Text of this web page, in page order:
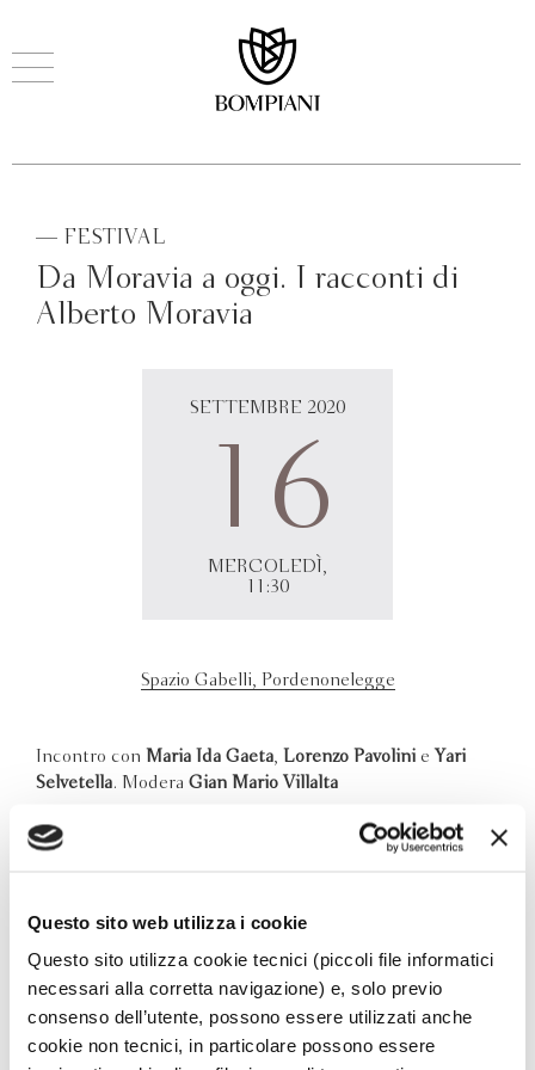
Questo sito web utilizza i cookie
Questo sito utilizza cookie tecnici (piccoli file informatici
necessari alla corretta navigazione) e, solo previo
consenso dell’utente, possono essere utilizzati anche
cookie non tecnici, in particolare possono essere
— FESTIVAL
Da Moravia a oggi. I racconti di
Alberto Moravia
SETTEMBRE 2020
16
MERCOLEDÌ,
11:30
Spazio Gabelli, Pordenonelegge
Incontro con Maria Ida Gaeta, Lorenzo Pavolini e Yari
Selvetella. Modera Gian Mario Villalta
Maria Ida Gaeta e Lorenzo Pavolini dialogano
sui
, che vengono ripubblicati
che ha calibrato il proprio sguardo sulle diverse realtà
della Roma attuale.